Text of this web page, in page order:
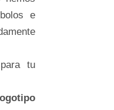
e
tu